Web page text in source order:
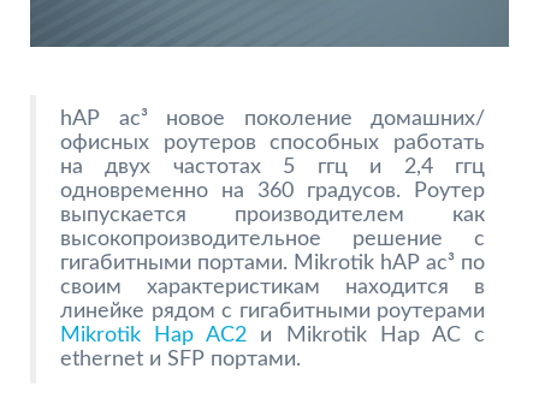
hAP ac³ новое поколение домашних/
офисных роутеров способных работать
на двух частотах 5 ггц и 2,4 ггц
одновременно на 360 градусов. Роутер
выпускается производителем как
высокопроизводительное решение с
гигабитными портами. Mikrotik hAP ac³ по
своим характеристикам находится в
линейке рядом с гигабитными роутерами
Mikrotik Hap AC2 и Mikrotik Hap AC с
ethernet и SFP портами.